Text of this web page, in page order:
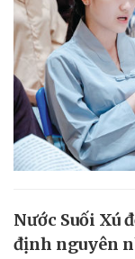
Nước Suối Xú
định nguyên